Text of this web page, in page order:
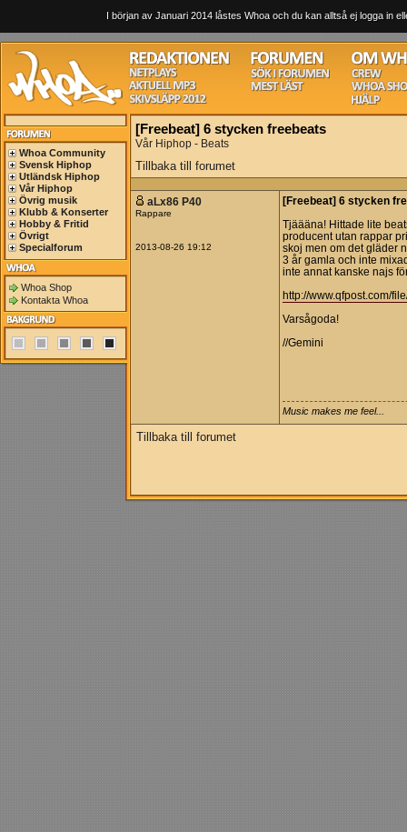
I början av Januari 2014 låstes Whoa och du kan alltså ej logga in
Whoa Community
Svensk Hiphop
Utländsk Hiphop
Vår Hiphop
Övrig musik
Klubb & Konserter
Hobby & Fritid
Övrigt
Specialforum
Whoa Shop
Kontakta Whoa
[Freebeat] 6 stycken freebeats
Vår Hiphop - Beats
Tillbaka till forumet
aLx86 P40
Rappare
2013-08-26 19:12
[Freebeat] 6 stycken
Tjäääna! Hittade lite
producent utan rappar
skoj men om det gläder
3 år gamla och inte
inte annat kanske najs
http://www.qfpost.com/
Varsågoda!
//Gemini
Music makes me feel...
Tillbaka till forumet